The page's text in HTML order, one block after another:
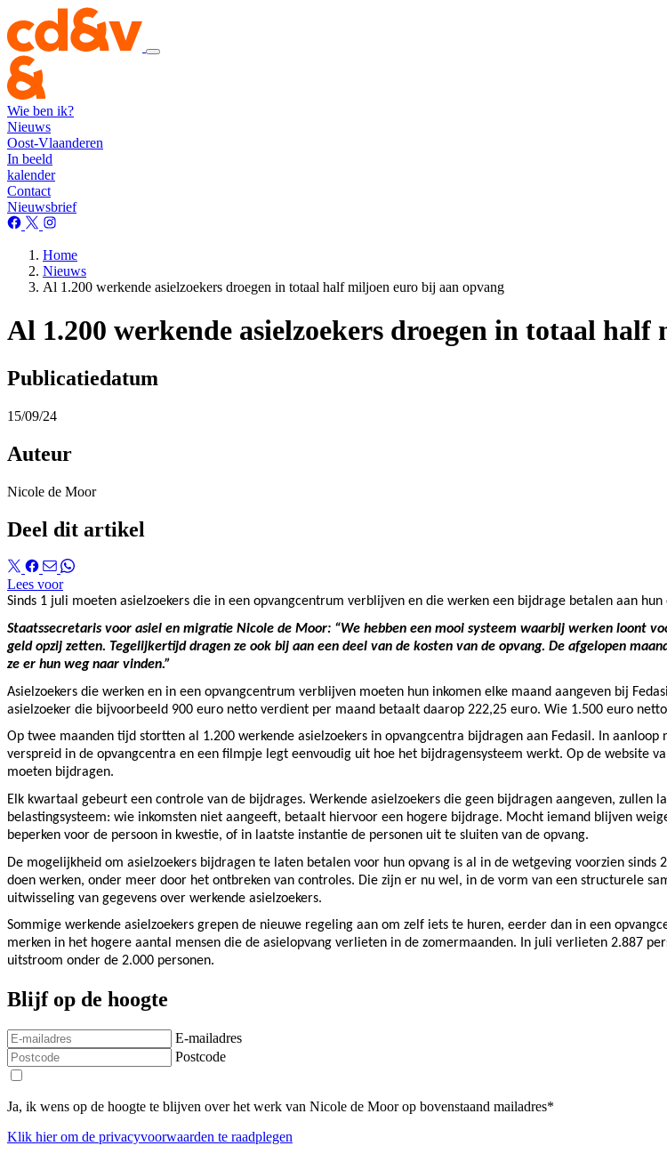
Wie ben ik?
Nieuws
Oost-Vlaanderen
In beeld
kalender
Contact
Nieuwsbrief
Home
Nieuws
Al 1.200 werkende asielzoekers droegen in totaal half miljoen euro bij aan opvang
Al 1.200 werkende asielzoekers droegen in totaal
Publicatiedatum
15/09/24
Auteur
Nicole de Moor
Deel dit artikel
Lees voor
Sinds 1 juli moeten asielzoekers die in een opvangcentrum verblijven en die werken een bijdrage betalen aan
Staatssecretaris voor asiel en migratie Nicole de Moor: “We hebben een mooi systeem waarbij werken loont
geld opzij zetten. Tegelijkertijd dragen ze ook bij aan een deel van de kosten van de opvang. De afgelopen
ze er hun weg naar vinden.”
Asielzoekers die werken en in een opvangcentrum verblijven moeten hun inkomen elke maand aangeven bij
asielzoeker die bijvoorbeeld 900 euro netto verdient per maand betaalt daarop 222,25 euro. Wie 1.500 euro
Op twee maanden tijd stortten al 1.200 werkende asielzoekers in opvangcentra bijdragen aan Fedasil. In
verspreid in de opvangcentra en een filmpje legt eenvoudig uit hoe het bijdragensysteem werkt. Op de website
moeten bijdragen.
Elk kwartaal gebeurt een controle van de bijdrages. Werkende asielzoekers die geen bijdragen aangeven,
belastingsysteem: wie inkomsten niet aangeeft, betaalt hiervoor een hogere bijdrage. Mocht iemand blijven
beperken voor de persoon in kwestie, of in laatste instantie de personen uit te sluiten van de opvang.
De mogelijkheid om asielzoekers bijdragen te laten betalen voor hun opvang is al in de wetgeving voorzien
doen werken, onder meer door het ontbreken van controles. Die zijn er nu wel, in de vorm van een structurele
uitwisseling van gegevens over werkende asielzoekers.
Sommige werkende asielzoekers grepen de nieuwe regeling aan om zelf iets te huren, eerder dan in een
merken in het hogere aantal mensen die de asielopvang verlieten in de zomermaanden. In juli verlieten 2.887
uitstroom onder de 2.000 personen.
Blijf op de hoogte
E-mailadres
Postcode
Ja, ik wens op de hoogte te blijven over het werk van Nicole de Moor op bovenstaand mailadres*
Klik hierom de privacyvoorwaarden te raadplegen